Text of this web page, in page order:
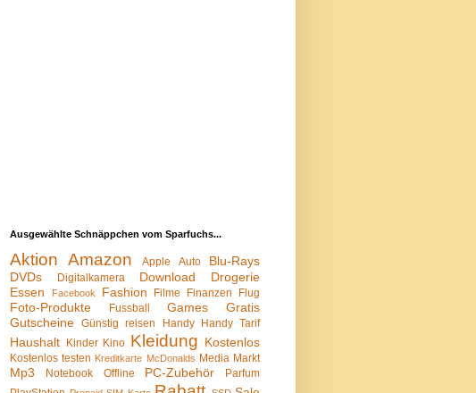
Ausgewählte Schnäppchen vom Sparfuchs...
Aktion Amazon Apple Auto
Blu-Rays
DVDs
Digitalkamera Download
Drogerie
Essen
Facebook Fashion Filme Finanzen Flug
Foto-Produkte Fussball Games
Gratis
Gutscheine Günstig reisen Handy Handy Tarif
Haushalt Kinder Kino Kleidung Kostenlos
Kostenlos testen Kreditkarte McDonalds Media Markt
Mp3 Notebook Offline PC-Zubehör
Parfum